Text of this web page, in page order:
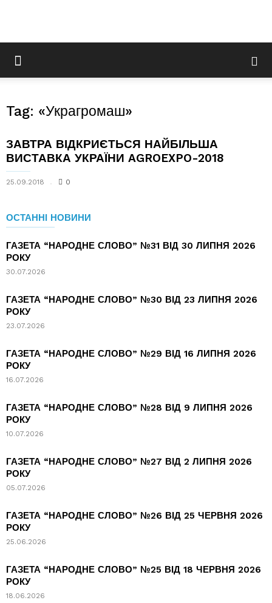
Tag: «Украгромаш»
ЗАВТРА ВІДКРИЄТЬСЯ НАЙБІЛЬША
ВИСТАВКА УКРАЇНИ AGROEXPO-2018
25.09.2018 0
ОСТАННІ НОВИНИ
ГАЗЕТА “НАРОДНЕ СЛОВО” №31 ВІД 30 ЛИПНЯ 2026
РОКУ
30.07.2026
ГАЗЕТА “НАРОДНЕ СЛОВО” №30 ВІД 23 ЛИПНЯ 2026
РОКУ
23.07.2026
ГАЗЕТА “НАРОДНЕ СЛОВО” №29 ВІД 16 ЛИПНЯ 2026
РОКУ
16.07.2026
ГАЗЕТА “НАРОДНЕ СЛОВО” №28 ВІД 9 ЛИПНЯ 2026
РОКУ
10.07.2026
ГАЗЕТА “НАРОДНЕ СЛОВО” №27 ВІД 2 ЛИПНЯ 2026
РОКУ
05.07.2026
ГАЗЕТА “НАРОДНЕ СЛОВО” №26 ВІД 25 ЧЕРВНЯ 2026
РОКУ
25.06.2026
ГАЗЕТА “НАРОДНЕ СЛОВО” №25 ВІД 18 ЧЕРВНЯ 2026
РОКУ
18.06.2026